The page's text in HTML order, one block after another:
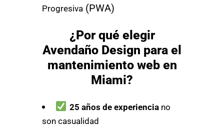
Progresiva (PWA)
¿Por qué elegir
Avendaño Design para el
mantenimiento web en
Miami?
25 años de experienciano
son casualidad